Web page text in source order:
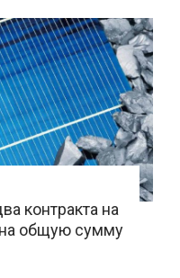
контракта на
общую сумму